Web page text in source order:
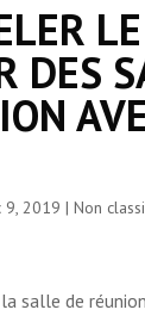
LE
DES
9, 2019 | Non
salle de